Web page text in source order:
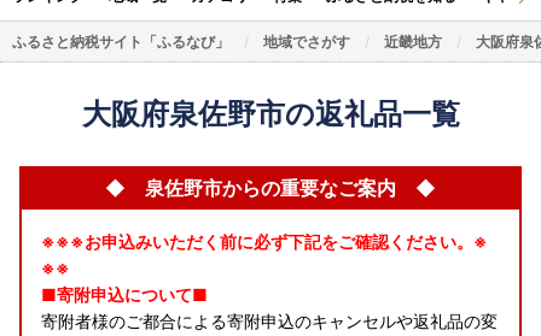
ふるさと納税サイト「ふるなび」 地域でさがす 近畿地方 大阪府泉
大阪府泉佐野市の返礼品一覧
◆ 泉佐野市からの重要なご案内 ◆
※※※お申込みいただく前に必ず下記をご確認ください。※
※※
■寄附申込について■
寄附者様のご都合による寄附申込のキャンセルや返礼品の変